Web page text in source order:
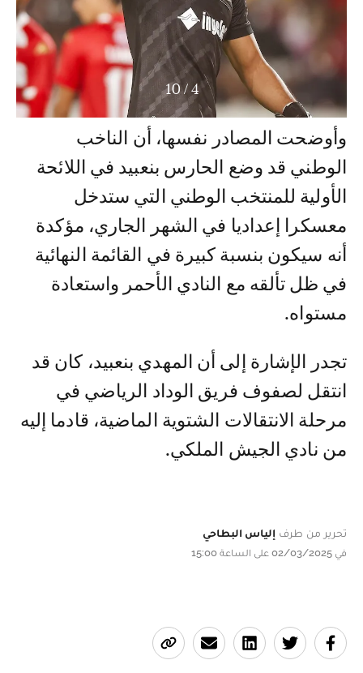
4
/
10
وأوضحت المصادر نفسها، أن الناخب
الوطني قد وضع الحارس بنعبيد في اللائحة
الأولية للمنتخب الوطني التي ستدخل
معسكرا إعداديا في الشهر الجاري، مؤكدة
أنه سيكون بنسبة كبيرة في القائمة النهائية
في ظل تألقه مع النادي الأحمر واستعادة
مستواه.
تجدر الإشارة إلى أن المهدي بنعبيد، كان قد
انتقل لصفوف فريق الوداد الرياضي في
مرحلة الانتقالات الشتوية الماضية، قادما إليه
من نادي الجيش الملكي.
تحرير من طرف إلياس البطاحي
في 02/03/2025 على الساعة 15:00